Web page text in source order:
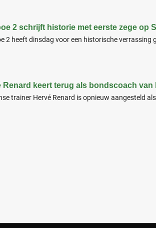
2 schrijft historie met eerste zege op
2 heeft dinsdag voor een historische verrassing
Renard keert terug als bondscoach
trainer Hervé Renard is opnieuw aangesteld